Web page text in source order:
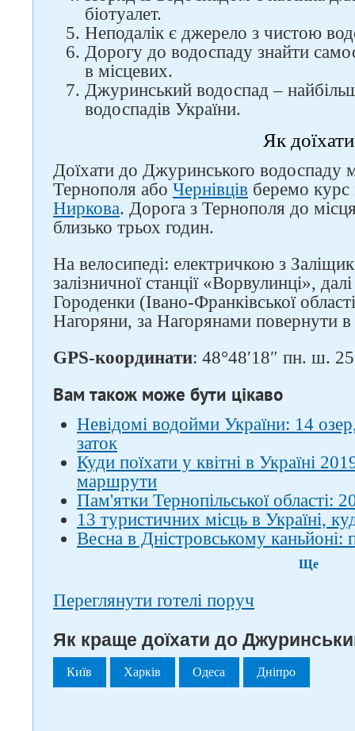
біотуалет.
Неподалік є джерело з чистою
Дорогу до водоспаду знайти
в місцевих.
Джуринський водоспад –
водоспадів України.
Як доїхати
Доїхати до Джуринського водоспаду
Тернополя або Чернівців беремо
Ниркова. Дорога з Тернополя до
близько трьох годин.
На велосипеді: електричкою з
залізничної станції «Ворвулинці»,
Городенки (Івано-Франківської
Нагоряни, за Нагорянами повернути
GPS-координати: 48°48′18″ пн. ш.
Вам також може бути цікаво
Невідомі водойми України: 14
заток
Куди поїхати у квітні в Україні
маршрути
Пам'ятки Тернопільської області:
13 туристичних місць в Україні,
Весна в Дністровському каньйоні:
Ще
Переглянути готелі поруч
Як краще доїхати до
Київ Харків Одеса Дніпро